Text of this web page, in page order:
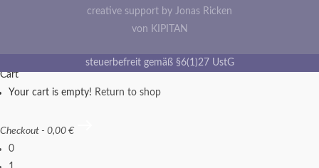
creative support by Jonas Ricken
von KIPITAN
steuerbefreit gemäß §6(1)27 UstG
Cart
Your cart is empty! Return to shop
Checkout - 0,00 €
0